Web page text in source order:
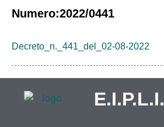
Numero:2022/0441
Decreto_n._441_del_02-08-2022
E.I.P.L.I.